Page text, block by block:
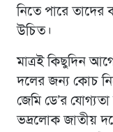
নিতে পারে তাদের
উচিত।
মাত্রই কিছুদিন
দলের জন্য কোচ
জেমি ডে’র
ভদ্রলোক জাতীয়